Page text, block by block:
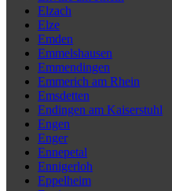
Elzach
Elze
Emden
Emmelshausen
Emmendingen
Emmerich am Rhein
Emsdetten
Endingen am Kaiserstuhl
Engen
Enger
Ennepetal
Ennigerloh
Eppelheim